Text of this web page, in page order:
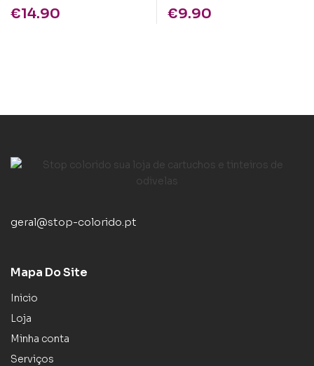
€14.90 €9.90
geral@stop-colorido.pt
Mapa Do Site
Inicio
Loja
Minha conta
Serviços